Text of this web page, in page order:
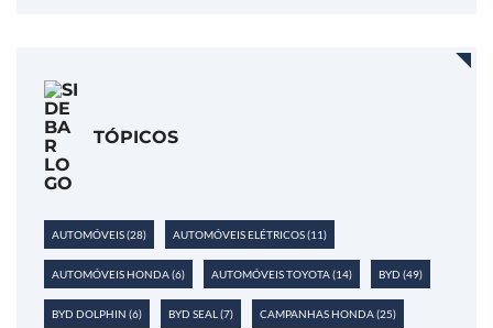
TÓPICOS
AUTOMÓVEIS(28) AUTOMÓVEIS ELÉTRICOS(11)
AUTOMÓVEIS HONDA(6) AUTOMÓVEIS TOYOTA(14) BYD (49)
BYD DOLPHIN (6) BYD SEAL (7) CAMPANHAS HONDA(25)